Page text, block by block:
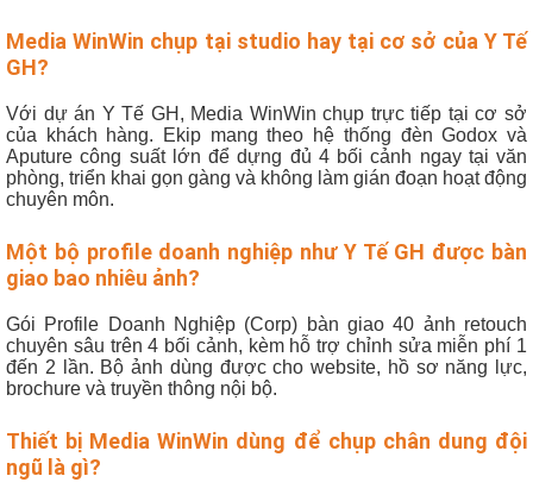
Media WinWin chụp tại studio hay tại cơ sở của Y Tế
GH?
Với dự án Y Tế GH, Media WinWin chụp trực tiếp tại cơ sở
của khách hàng. Ekip mang theo hệ thống đèn Godox và
Aputure công suất lớn để dựng đủ 4 bối cảnh ngay tại văn
phòng, triển khai gọn gàng và không làm gián đoạn hoạt động
chuyên môn.
Một bộ profile doanh nghiệp như Y Tế GH được bàn
giao bao nhiêu ảnh?
Gói Profile Doanh Nghiệp (Corp) bàn giao 40 ảnh retouch
chuyên sâu trên 4 bối cảnh, kèm hỗ trợ chỉnh sửa miễn phí 1
đến 2 lần. Bộ ảnh dùng được cho website, hồ sơ năng lực,
brochure và truyền thông nội bộ.
Thiết bị Media WinWin dùng để chụp chân dung đội
ngũ là gì?